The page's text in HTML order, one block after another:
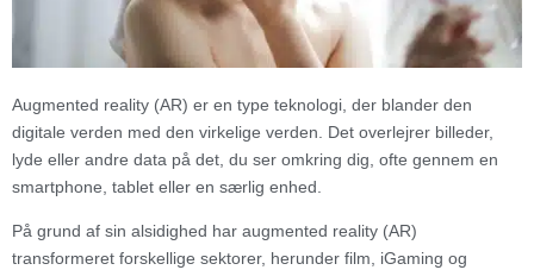
Augmented reality (AR) er en type teknologi, der blander den
digitale verden med den virkelige verden. Det overlejrer billeder,
lyde eller andre data på det, du ser omkring dig, ofte gennem en
smartphone, tablet eller en særlig enhed.
På grund af sin alsidighed har augmented reality (AR)
transformeret forskellige sektorer, herunder film, iGaming og